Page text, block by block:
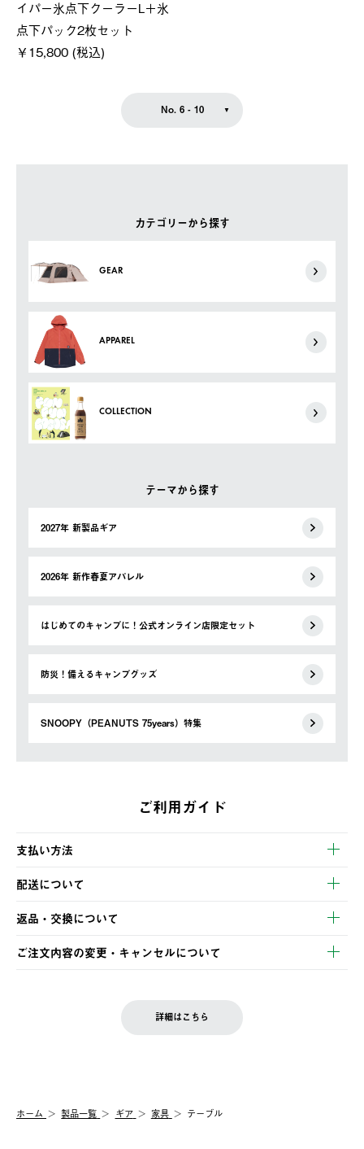
カテゴリーから探す
GEAR
APPAREL
COLLECTION
テーマから探す
2027年 新製品ギア
2026年 新作春夏アパレル
はじめてのキャンプに！公式オンライン店限定セット
防災！備えるキャンプグッズ
SNOOPY（PEANUTS 75years）特集
イパー氷点下クーラーL＋氷
点下パック2枚セット
￥15,800 (税込)
No. 6 - 10
ご利用ガイド
支払い方法
以下のいずれかの方法でお支払いいただけます。
・クレジットカード決済
・コンビニ決済
・Pay-easy決済
配送について
【発送スケジュール】
ご注文・ご入金完了より2営業日以内に商品を発送いたします。
土日祝の発送はございませんので、木曜日以降のご注文は週明け
の発送となる場合がございます。
【配送業者】
佐川急便にて配送されます。
返品・交換について
※お客様都合の場合
お客様都合の返品にかかる送料は、お客様ご負担とさせていただ
一度お手元の商品を返品いただき、ご希望商品を再注文してくだ
ご注文内容の変更・キャンセルについて
LOGOS FAMILY会員の方は、会員マイページ内 購入履歴画面に
詳細はこちら
ホーム 製品一覧 ギア 家具 テーブル